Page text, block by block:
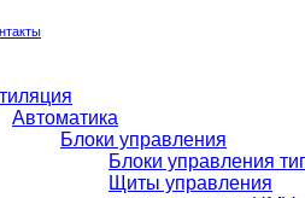
Автоматика
Блоки управления
Блоки управления
Щиты управления